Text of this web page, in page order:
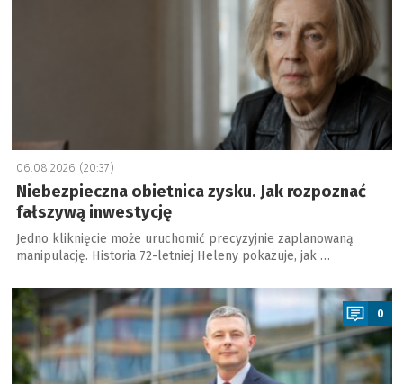
06.08.2026 (20:37)
Niebezpieczna obietnica zysku. Jak rozpoznać
fałszywą inwestycję
Jedno kliknięcie może uruchomić precyzyjnie zaplanowaną
manipulację. Historia 72-letniej Heleny pokazuje, jak …
a
0